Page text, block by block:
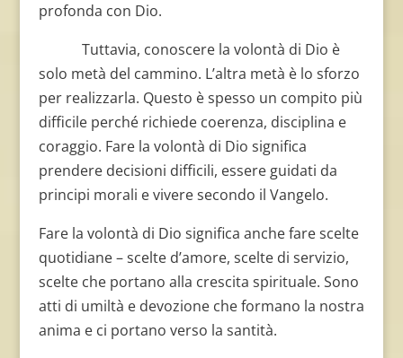
profonda con Dio.
Tuttavia, conoscere la volontà di Dio è
solo metà del cammino. L’altra metà è lo sforzo
per realizzarla. Questo è spesso un compito più
difficile perché richiede coerenza, disciplina e
coraggio. Fare la volontà di Dio significa
prendere decisioni difficili, essere guidati da
principi morali e vivere secondo il Vangelo.
Fare la volontà di Dio significa anche fare scelte
quotidiane – scelte d’amore, scelte di servizio,
scelte che portano alla crescita spirituale. Sono
atti di umiltà e devozione che formano la nostra
anima e ci portano verso la santità.